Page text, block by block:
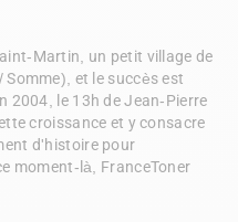
Martin, un petit village de
Somme), et le succès est
2004, le 13h de Jean-Pierre
croissance et y consacre
d'histoire pour
moment-là, FranceToner